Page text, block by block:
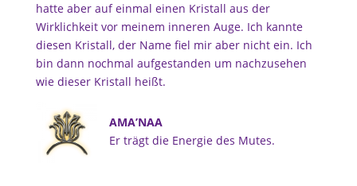
hatte aber auf einmal einen Kristall aus der
Wirklichkeit vor meinem inneren Auge. Ich kannte
diesen Kristall, der Name fiel mir aber nicht ein. Ich
bin dann nochmal aufgestanden um nachzusehen
wie dieser Kristall heißt.
AMA’NAA
Er trägt die Energie des Mutes.